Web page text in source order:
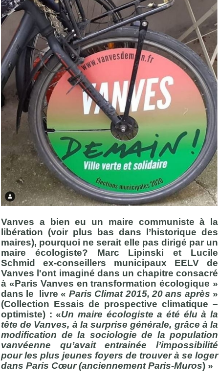
Vanves a bien eu un maire communiste à la
libération (voir plus bas dans l’historique des
maires), pourquoi ne serait elle pas dirigé par un
maire écologiste? Marc Lipinski et Lucile
Schmid ex-conseillers municipaux EELV de
Vanves l'ont imaginé dans un chapitre consacré
à «Paris Vanves en transformation écologique »
dans le livre « Paris Climat 2015, 20 ans après »
(Collection Essais de prospective climatique –
optimiste) : «Un maire écologiste a été élu à la
tête de Vanves, à la surprise générale, grâce à la
modification de la sociologie de la population
vanvéenne qu’avait entrainée l’impossibilité
pour les plus jeunes foyers de trouver à se loger
dans Paris Cœur (anciennement Paris-Muros) »